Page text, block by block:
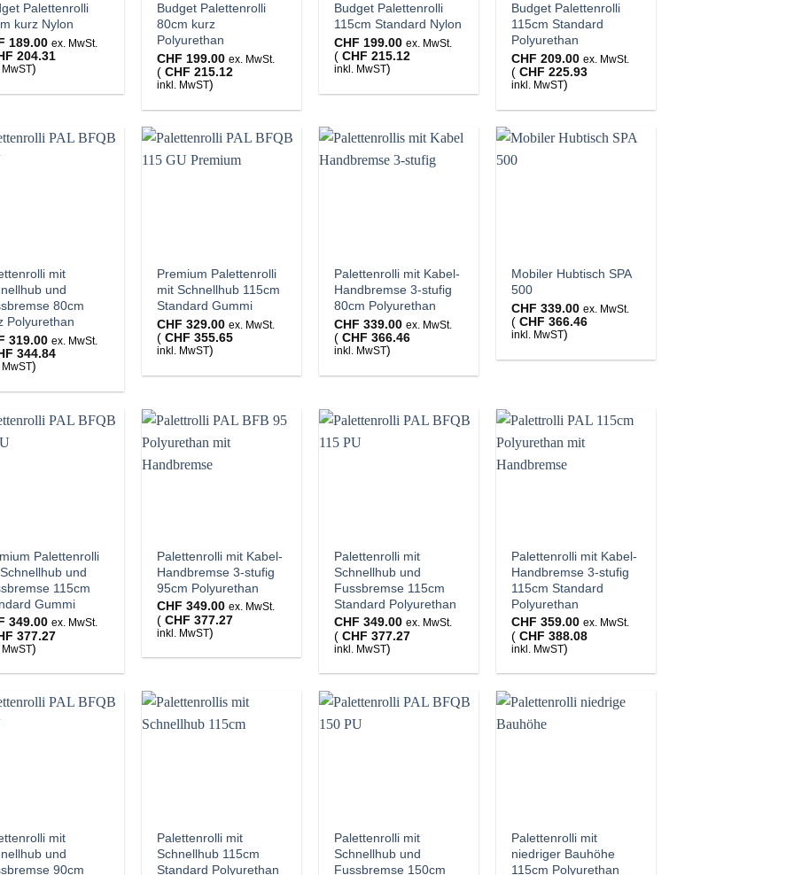
Palettenrolli
kurz Nylon
189.00 ex. MwSt.
204.31
)
Budget Palettenrolli
80cm kurz
Polyurethan
CHF 199.00 ex. MwSt.
(CHF 215.12
inkl. MwST)
Budget Palettenrolli
115cm Standard Nylon
CHF 199.00 ex. MwSt.
(CHF 215.12
inkl. MwST)
Budget Palettenrolli
115cm Standard
Polyurethan
CHF 209.00 ex. MwSt.
(CHF 225.93
inkl. MwST)
mit
und
80cm
Polyurethan
319.00 ex. MwSt.
344.84
)
Premium Palettenrolli
mit Schnellhub 115cm
Standard Gummi
CHF 329.00 ex. MwSt.
(CHF 355.65
inkl. MwST )
Palettenrolli mit Kabel-
Handbremse 3-stufig
80cm Polyurethan
CHF 339.00 ex. MwSt.
(CHF 366.46
inkl. MwST )
Mobiler Hubtisch SPA
500
CHF 339.00 ex. MwSt.
(CHF 366.46
inkl. MwST )
Palettenrolli
und
115cm
Gummi
349.00 ex. MwSt.
377.27
)
Palettenrolli mit Kabel-
Handbremse 3-stufig
95cm Polyurethan
CHF 349.00 ex. MwSt.
(CHF 377.27
inkl. MwST)
Palettenrolli mit
Schnellhub und
Fussbremse 115cm
Standard Polyurethan
CHF 349.00 ex. MwSt.
(CHF 377.27
inkl. MwST)
Palettenrolli mit Kabel-
Handbremse 3-stufig
115cm Standard
Polyurethan
CHF 359.00 ex. MwSt.
(CHF 388.08
inkl. MwST)
mit
und
90cm
Palettenrolli mit
Schnellhub 115cm
Standard Polyurethan
Palettenrolli mit
Schnellhub und
Fussbremse 150cm
Palettenrolli mit
niedriger Bauhöhe
115cm Polyurethan